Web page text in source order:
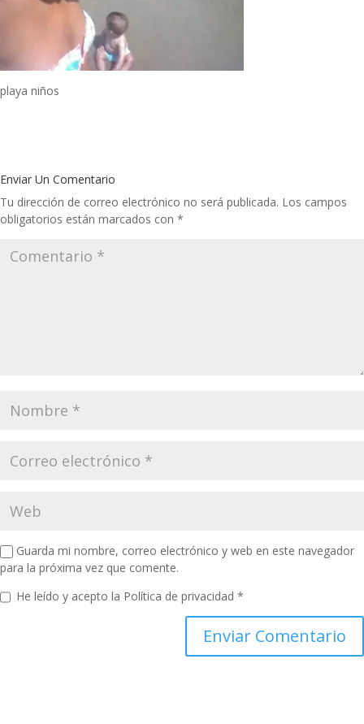
playa niños
Enviar Un Comentario
Tu dirección de correo electrónico no será publicada. Los campos
obligatorios están marcados con *
Guarda mi nombre, correo electrónico y web en este navegador
para la próxima vez que comente.
He leído y acepto la Política de privacidad *